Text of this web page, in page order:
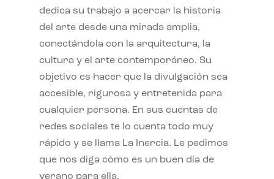
dedica su trabajo a acercar la historia
del arte desde una mirada amplia,
conectándola con la arquitectura, la
cultura y el arte contemporáneo. Su
objetivo es hacer que la divulgación sea
accesible, rigurosa y entretenida para
cualquier persona. En sus cuentas de
redes sociales te lo cuenta todo muy
rápido y se llama La Inercia. Le pedimos
que nos diga cómo es un buen día de
verano para ella.